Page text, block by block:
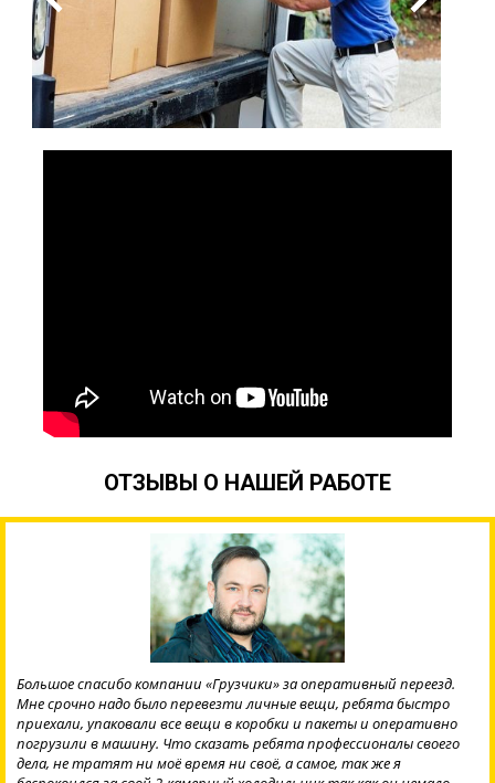
ОТЗЫВЫ О НАШЕЙ РАБОТЕ
Было необходимо разгрузить фуру с паллетами. Ребята приехали
вовремя, отработали смену и закончили даже раньше. Что важно
для меня что грузчики были трезвые и быстро выполняли
поставленную задачу. Так же немаловажно что цена смены была
обговорена заранее и не было лишних проплат. Понравилось
приятное отношение к клиенту, да и к выполнению задач, мои